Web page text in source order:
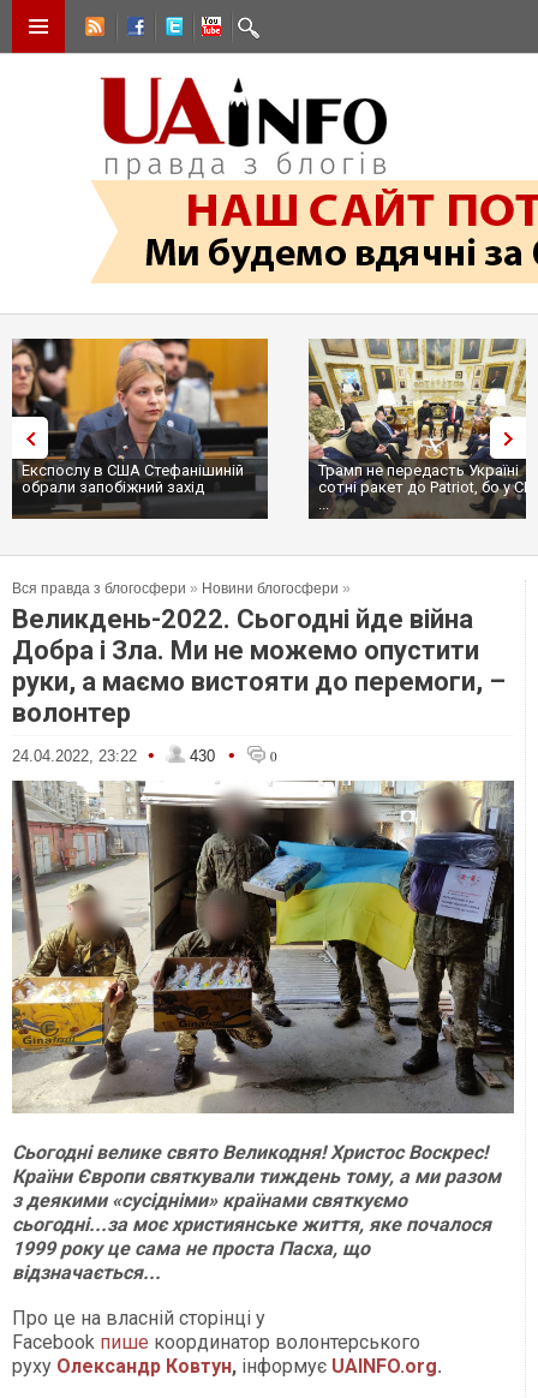
Трамп не передасть Україні
сотні ракет до Patriot, бо у США
Вибух у ресторані в Москві:
ціллю був головком ВКС
пр...
Вся правда з блогосфери » Новини блогосфери »
Великдень-2022. Сьогодні йде війна
Добра і Зла. Ми не можемо опустити
руки, а маємо вистояти до перемоги, –
волонтер
24.04.2022, 23:22 • 430 • 0
Сьогодні велике свято Великодня! Христос Воскрес!
Країни Європи святкували тиждень тому, а ми разом
з деякими «сусідніми» країнами святкуємо
сьогодні...за моє християнське життя, яке почалося
1999 року це сама не проста Пасха, що
відзначається...
Про це на власній сторінці у
Facebook пише координатор волонтерського
руху Олександр Ковтун, інформує UAINFO.org.